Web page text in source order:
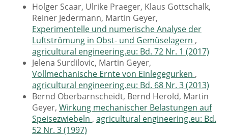
Holger Scaar, Ulrike Praeger, Klaus Gottschalk,
Reiner Jedermann, Martin Geyer,
Experimentelle und numerische Analyse der
Luftströmung in Obst- und Gemüselagern ,
agricultural engineering.eu: Bd. 72 Nr. 1 (2017)
Jelena Surdilovic, Martin Geyer,
Vollmechanische Ernte von Einlegegurken ,
agricultural engineering.eu: Bd. 68 Nr. 3 (2013)
Bernd Oberbarnscheidt, Bernd Herold, Martin
Geyer, Wirkung mechanischer Belastungen auf
Speisezwiebeln , agricultural engineering.eu: Bd.
52 Nr. 3 (1997)